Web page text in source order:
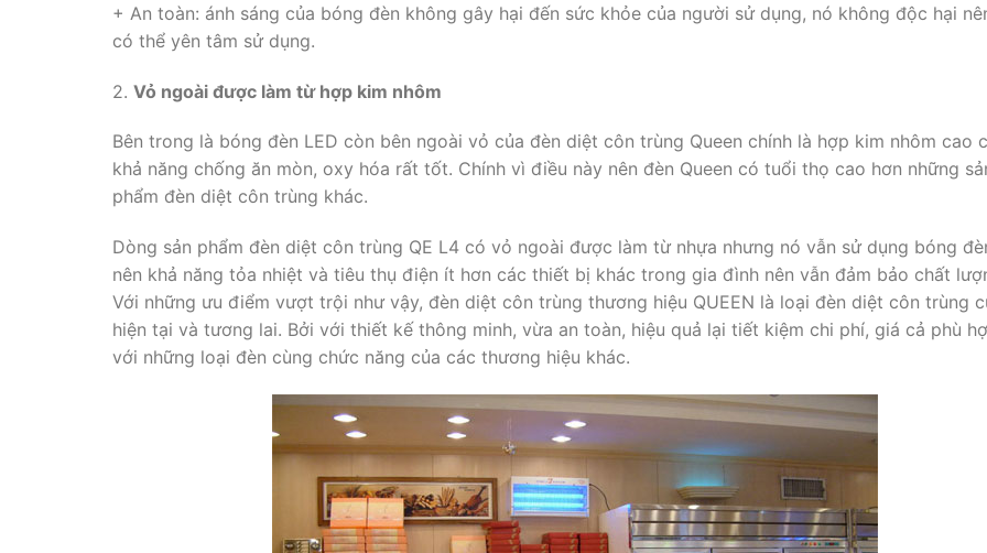
+ An toàn: ánh sáng của bóng đèn không gây hại đến sức khỏe của người sử dụng, nó không độc hại
có thể yên tâm sử dụng.
2. Vỏ ngoài được làm từ hợp kim nhôm
Bên trong là bóng đèn LED còn bên ngoài vỏ của đèn diệt côn trùng Queen chính là hợp kim nhôm cao
khả năng chống ăn mòn, oxy hóa rất tốt. Chính vì điều này nên đèn Queen có tuổi thọ cao hơn những
phẩm đèn diệt côn trùng khác.
Dòng sản phẩm đèn diệt côn trùng QE L4 có vỏ ngoài được làm từ nhựa nhưng nó vẫn sử dụng bóng
nên khả năng tỏa nhiệt và tiêu thụ điện ít hơn các thiết bị khác trong gia đình nên vẫn đảm bảo chất
Với những ưu điểm vượt trội như vậy, đèn diệt côn trùng thương hiệu QUEEN là loại đèn diệt côn trùng
hiện tại và tương lai. Bởi với thiết kế thông minh, vừa an toàn, hiệu quả lại tiết kiệm chi phí, giá cả phù
với những loại đèn cùng chức năng của các thương hiệu khác.